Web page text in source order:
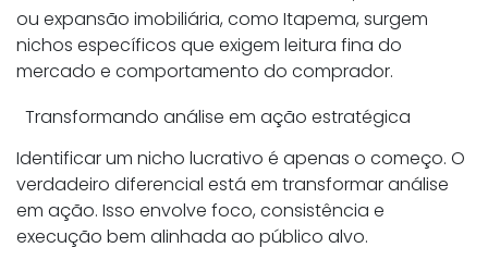
ou expansão imobiliária, como Itapema, surgem
nichos específicos que exigem leitura fina do
mercado e comportamento do comprador.
Transformando análise em ação estratégica
Identificar um nicho lucrativo é apenas o começo. O
verdadeiro diferencial está em transformar análise
em ação. Isso envolve foco, consistência e
execução bem alinhada ao público alvo.